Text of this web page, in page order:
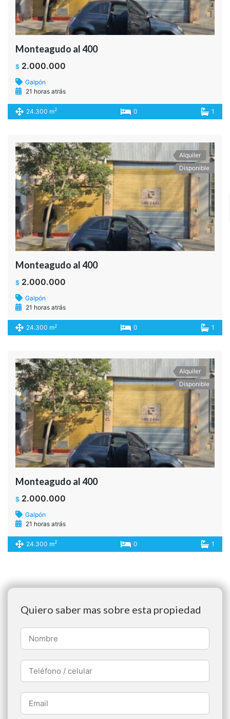
Monteagudo al 400
$ 2.000.000
Galpón
21 horas atrás
24.300 m2 0 1
Alquiler
Disponible
Monteagudo al 400
$ 2.000.000
Galpón
21 horas atrás
24.300 m2 0 1
Alquiler
Disponible
Monteagudo al 400
$ 2.000.000
Galpón
21 horas atrás
24.300 m2 0 1
Quiero saber mas sobre esta propiedad